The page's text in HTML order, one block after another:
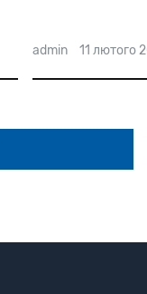
admin 11 лютого